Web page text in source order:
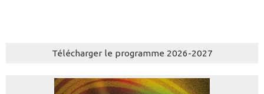
Télécharger le programme 2026-2027